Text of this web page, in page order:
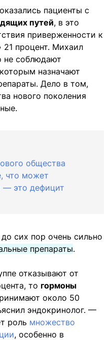
пациенты с
путей, в это
приверженности к
21 процент. Михаил
не соблюдают
назначают
Дело в том,
нового поколения
общества
что может
— это дефицит
сих пор очень сильно
препараты.
отказывают от
то гормоны
около 50
эндокринолог. —
роль множество
, особенно в